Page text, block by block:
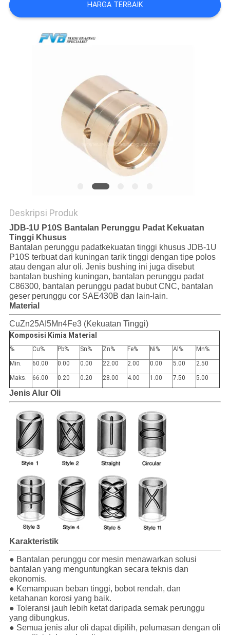
KONTROL
KUALITAS
PRIVACY
POLICY
HARGA TERBAIK
Deskripsi Produk
JDB-1U P10S Bantalan Perunggu Padat Kekuatan
Tinggi Khusus
Bantalan perunggu padatkekuatan tinggi khusus JDB-1U
P10S terbuat dari kuningan tarik tinggi dengan tipe polos
atau dengan alur oli. Jenis bushing ini juga disebut
bantalan bushing kuningan, bantalan perunggu padat
C86300, bantalan perunggu padat bubut CNC, bantalan
geser perunggu cor SAE430B dan lain-lain.
Material
CuZn25AI5Mn4Fe3 (Kekuatan Tinggi)
Komposisi Kimia Material
% Cu% Pb% Sn% Zn% Fe% Ni% Al%
Mn%
Min.
60.00 0.00 0.00 22.00 2.00 0.00 5.00
2.50
Maks.
66.00 0.20 0.20 28.00 4.00 1.00 7.50 5.00
Jenis Alur Oli
Karakteristik
● Bantalan perunggu cor mesin menawarkan solusi
bantalan yang menguntungkan secara teknis dan
ekonomis.
● Kemampuan beban tinggi, bobot rendah, dan
ketahanan korosi yang baik.
● Toleransi jauh lebih ketat daripada semak perunggu
yang dibungkus.
● Semua jenis alur oli dapat dipilih, pelumasan dengan oli